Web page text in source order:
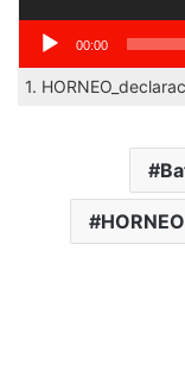
00:00
1.